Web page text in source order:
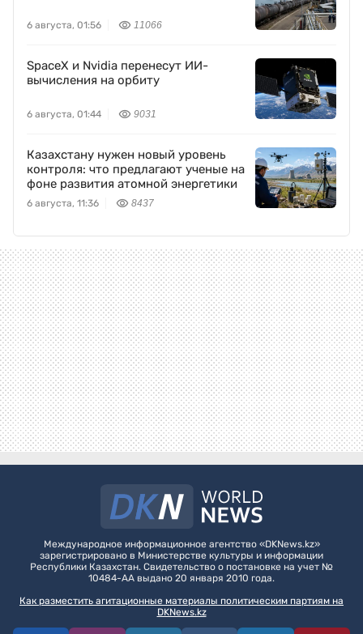
6 августа, 01:56 11066
SpaceX и Nvidia перенесут ИИ-
вычисления на орбиту
6 августа, 01:44 9031
Казахстану нужен новый уровень
контроля: что предлагают ученые на
фоне развития атомной энергетики
6 августа, 11:36 8437
Международное информационное агентство «DKNews.kz»
зарегистрировано в Министерстве культуры и информации
Республики Казахстан. Свидетельство о постановке на учет №
10484-АА выдано 20 января 2010 года.
Как разместить агитационные материалы политическим партиям на
DKNews.kz